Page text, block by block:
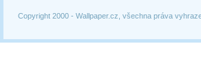
Copyright 2000 - Wallpaper.cz, všechna práva